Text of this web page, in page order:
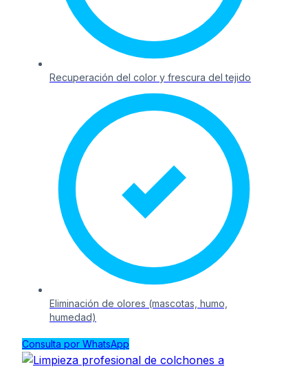
Recuperación del color y frescura del tejido
Eliminación de olores (mascotas, humo,
humedad)
Consulta por WhatsApp